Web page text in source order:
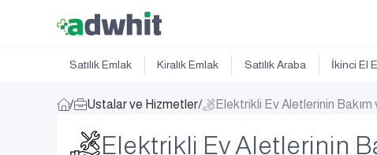
Satılık Emlak Kiralık Emlak Satılık Araba İkinci El
/ Ustalar ve Hizmetler/ Elektrikli Ev Aletlerinin Bakım
Elektrikli Ev Aletlerinin